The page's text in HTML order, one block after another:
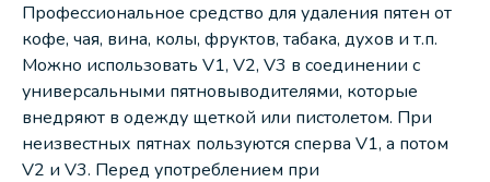
Профессиональное средство для удаления пятен от
кофе, чая, вина, колы, фруктов, табака, духов и т.п.
Можно использовать V1, V2, V3 в соединении с
универсальными пятновыводителями, которые
внедряют в одежду щеткой или пистолетом. При
неизвестных пятнах пользуются сперва V1, а потом
V2 и V3. Перед употреблением при